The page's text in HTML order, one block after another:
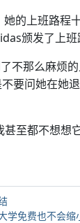
的上班路程
颁发了上班
不那么麻烦
要问她在她
甚至都不想想
学免费也不会